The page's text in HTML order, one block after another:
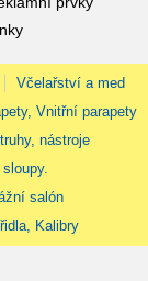
Včelařství a med
Vnitřní parapety
nástroje
salón
Kalibry